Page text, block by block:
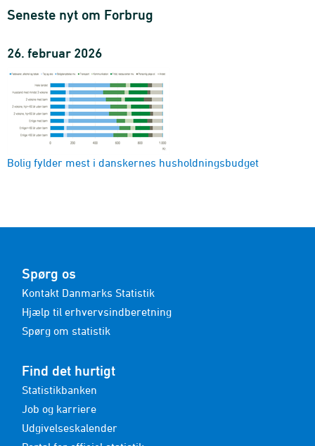
Seneste nyt om Forbrug
26. februar 2026
Bolig fylder mest i danskernes husholdningsbudget
Spørg os
Kontakt Danmarks Statistik
Hjælp til erhvervsindberetning
Spørg om statistik
Find det hurtigt
Statistikbanken
Job og karriere
Udgivelseskalender